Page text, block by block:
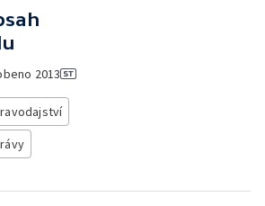
2013